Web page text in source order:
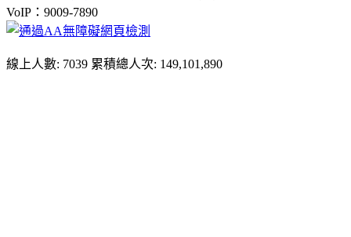
VoIP：9009-7890
線上人數: 7039 累積總人次: 149,101,890